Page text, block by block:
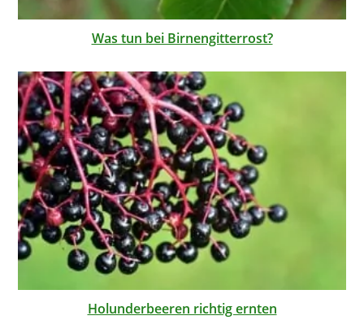
Was tun bei Birnengitterrost?
Holunderbeeren richtig ernten